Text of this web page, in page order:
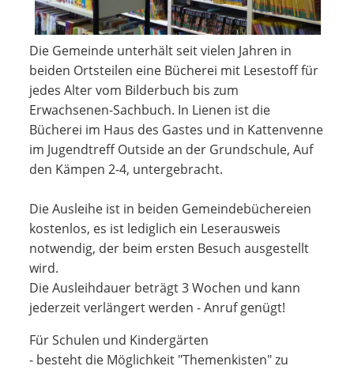
Die Gemeinde unterhält seit vielen Jahren in
beiden Ortsteilen eine Bücherei mit Lesestoff für
jedes Alter vom Bilderbuch bis zum
Erwachsenen-Sachbuch. In Lienen ist die
Bücherei im Haus des Gastes und in Kattenvenne
im Jugendtreff Outside an der Grundschule, Auf
den Kämpen 2-4, untergebracht.
Die Ausleihe ist in beiden Gemeindebüchereien
kostenlos, es ist lediglich ein Leserausweis
notwendig, der beim ersten Besuch ausgestellt
wird.
Die Ausleihdauer beträgt 3 Wochen und kann
jederzeit verlängert werden - Anruf genügt!
Für Schulen und Kindergärten
- besteht die Möglichkeit "Themenkisten" zu